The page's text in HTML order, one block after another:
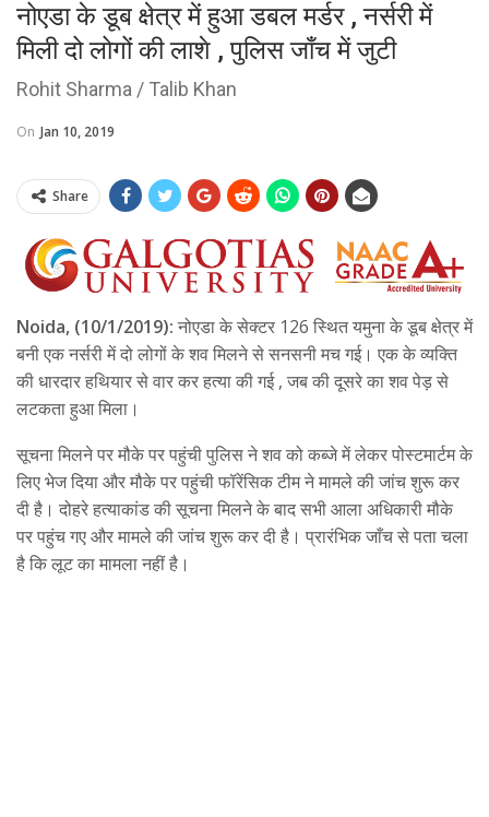
नोएडा के डूब क्षेत्र में हुआ डबल मर्डर , नर्सरी में
मिली दो लोगों की लाशे , पुलिस जाँच में जुटी
Rohit Sharma / Talib Khan
On Jan 10, 2019
Share
Noida, (10/1/2019): नोएडा के सेक्टर 126 स्थित यमुना के डूब क्षेत्र में
बनी एक नर्सरी में दो लोगों के शव मिलने से सनसनी मच गई। एक के व्यक्ति
की धारदार हथियार से वार कर हत्या की गई , जब की दूसरे का शव पेड़ से
लटकता हुआ मिला।
सूचना मिलने पर मौके पर पहुंची पुलिस ने शव को कब्जे में लेकर पोस्टमार्टम के
लिए भेज दिया और मौके पर पहुंची फॉरेंसिक टीम ने मामले की जांच शुरू कर
दी है। दोहरे हत्याकांड की सूचना मिलने के बाद सभी आला अधिकारी मौके
पर पहुंच गए और मामले की जांच शुरू कर दी है। प्रारंभिक जाँच से पता चला
है कि लूट का मामला नहीं है।